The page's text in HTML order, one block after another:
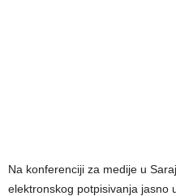
Na konferenciji za medije u
elektronskog potpisivanja jasno